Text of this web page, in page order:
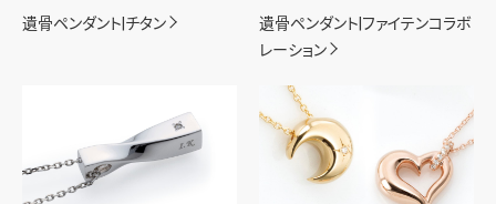
遺骨ペンダント|チタン
遺骨ペンダント|ファイテンコラボ
レーション